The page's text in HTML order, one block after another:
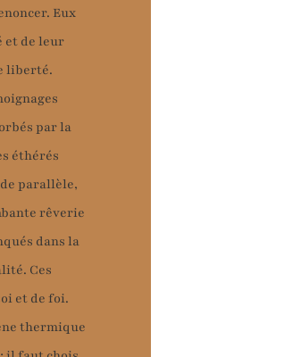
Eux
et de leur
liberté.
par la
éthérés
parallèle,
rêverie
dans la
Ces
et de foi.
thermique